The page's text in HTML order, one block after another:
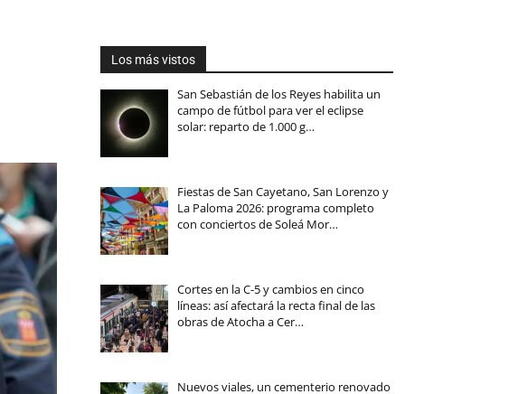
Los más vistos
San Sebastián de los Reyes habilita un
campo de fútbol para ver el eclipse
solar: reparto de 1.000 g…
Fiestas de San Cayetano, San Lorenzo y
La Paloma 2026: programa completo
con conciertos de Soleá Mor…
Cortes en la C-5 y cambios en cinco
líneas: así afectará la recta final de las
obras de Atocha a Cer…
Nuevos viales, un cementerio renovado